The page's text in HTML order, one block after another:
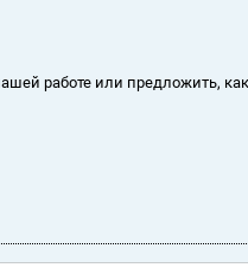
работе или предложить,